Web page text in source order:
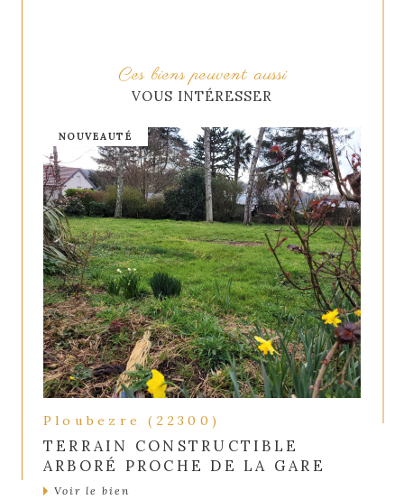
Ces biens peuvent aussi
VOUS INTÉRESSER
NOUVEAUTÉ
Ploubezre (22300)
TERRAIN CONSTRUCTIBLE
ARBORÉ PROCHE DE LA GARE
Voir le bien